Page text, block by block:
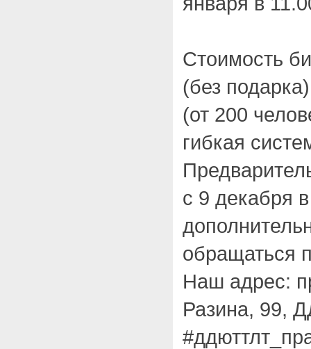
Стоимость
(без
(от 200
гибкая
с 9 декабря
обращаться
Наш адрес:
Разина, 99,